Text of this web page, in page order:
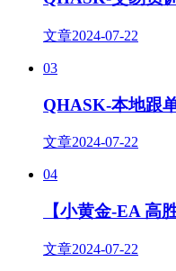
文章2024-07-22
03
QHASK-本地跟
文章2024-07-22
04
【小黄金-EA 高
文章2024-07-22